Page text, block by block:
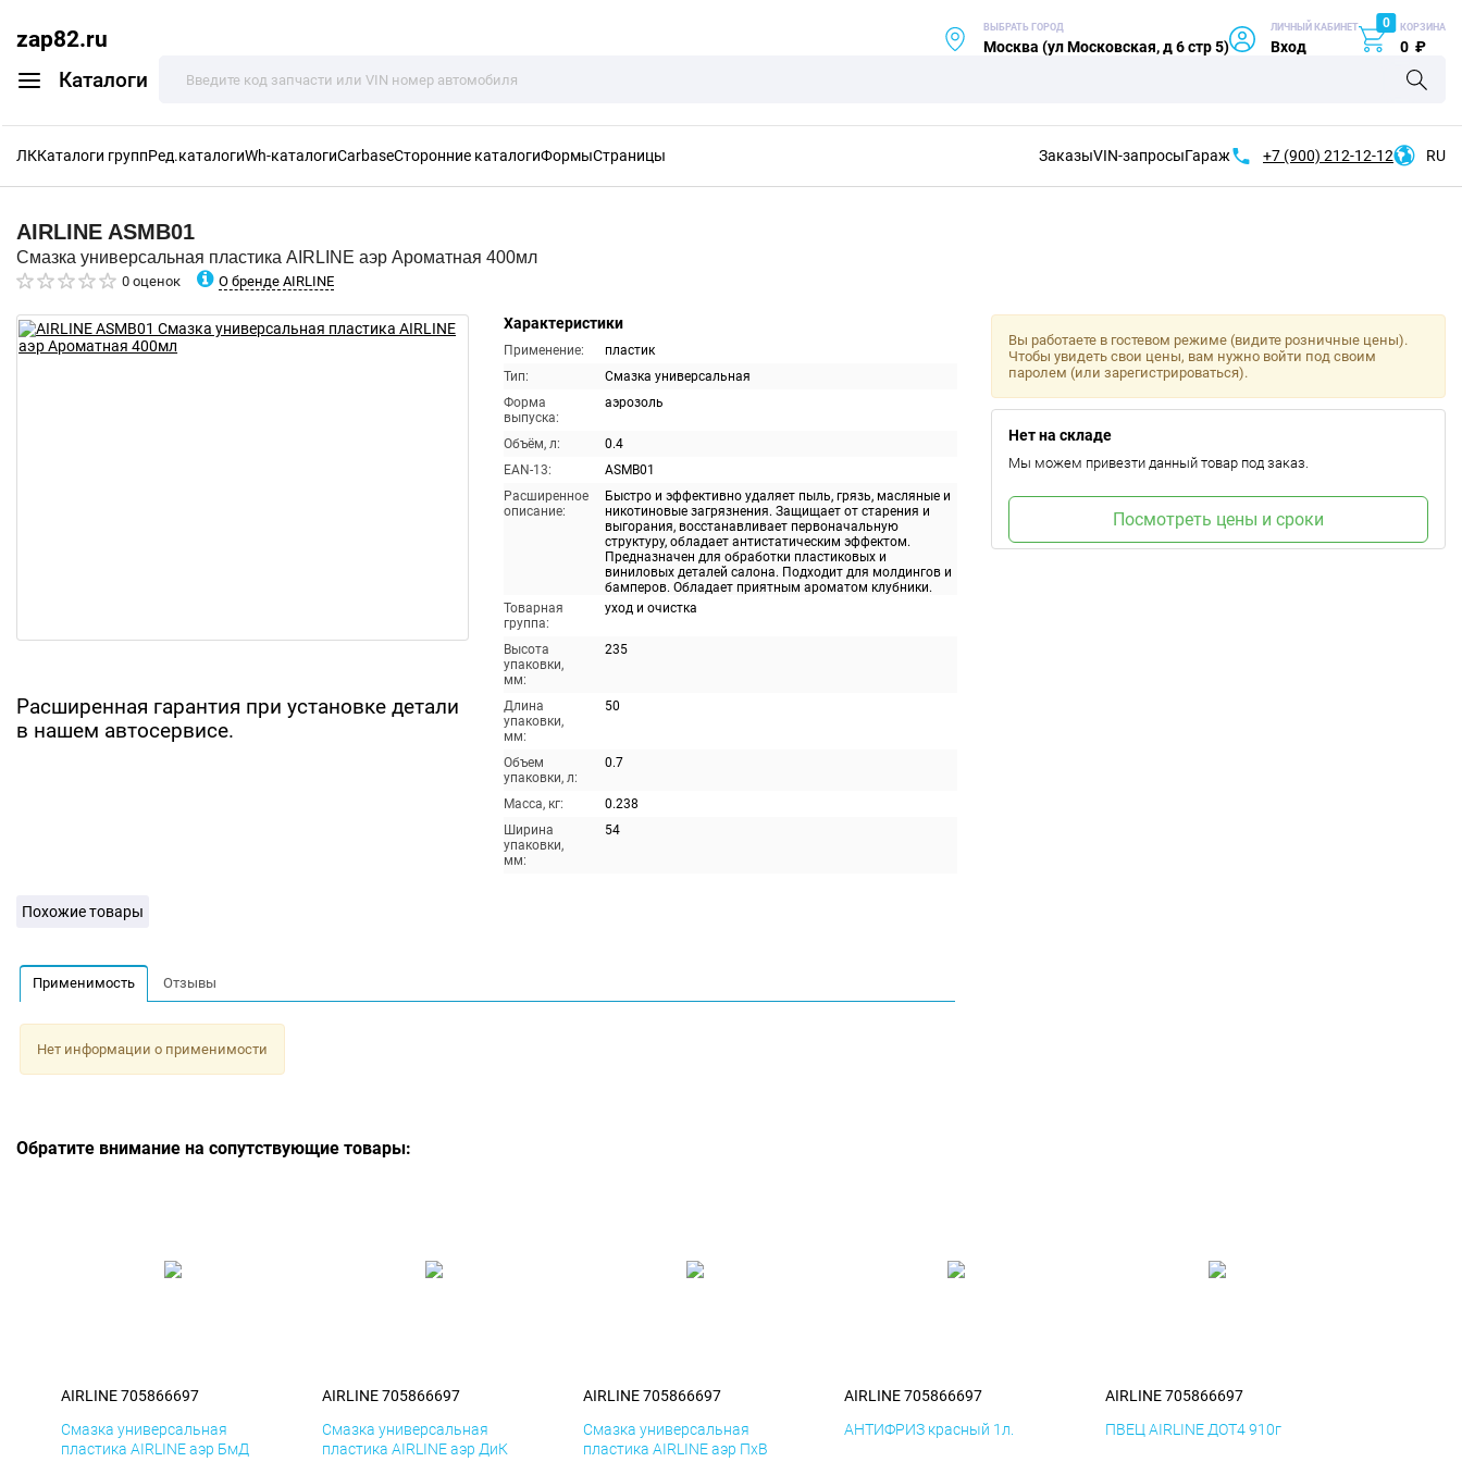
zap82.ru
Каталоги
ВЫБРАТЬ ГОРОД
Москва (ул Московская, д 6 стр 5)
ЛИЧНЫЙ КАБИНЕТ
Вход
0 КОРЗИНА
0 ₽
ЛККаталоги группРед.каталогиWh-каталогиCarbaseСторонние каталогиФормыСтраницы ЗаказыVIN-запросыГараж +7 (900) 212-12-12 RU
AIRLINE ASMB01
Смазка универсальная пластика AIRLINE аэр Ароматная 400мл
0 оценок О бренде AIRLINE
Расширенная гарантия при установке детали
в нашем автосервисе.
Характеристики
Применение:
пластик
Тип:
Смазка универсальная
Форма
выпуска:
аэрозоль
Объём, л:
0.4
EAN-13:
ASMB01
Расширенное
описание:
Быстро и эффективно удаляет пыль, грязь, масляные и
никотиновые загрязнения. Защищает от старения и
выгорания, восстанавливает первоначальную
структуру, обладает антистатическим эффектом.
Предназначен для обработки пластиковых и
виниловых деталей салона. Подходит для молдингов и
бамперов. Обладает приятным ароматом клубники.
Товарная
группа:
уход и очистка
Высота
упаковки,
мм:
235
Длина
упаковки,
мм:
50
Объем
упаковки, л:
0.7
Масса, кг:
0.238
Ширина
упаковки,
мм:
54
Вы работаете в гостевом режиме (видите розничные цены).
Чтобы увидеть свои цены, вам нужно войти под своим
паролем (или зарегистрироваться).
Нет на складе
Мы можем привезти данный товар под заказ.
Посмотреть цены и сроки
Похожие товары
Применимость Отзывы
Нет информации о применимости
Обратите внимание на сопутствующие товары:
AIRLINE 705866697
Смазка универсальная
пластика AIRLINE аэр БмД
AIRLINE 705866697
Смазка универсальная
пластика AIRLINE аэр ДиК
AIRLINE 705866697
Смазка универсальная
пластика AIRLINE аэр ПхВ
AIRLINE 705866697
АНТИФРИЗ красный 1л.
AIRLINE 705866697
ПВЕЦ AIRLINE ДОТ4 910г